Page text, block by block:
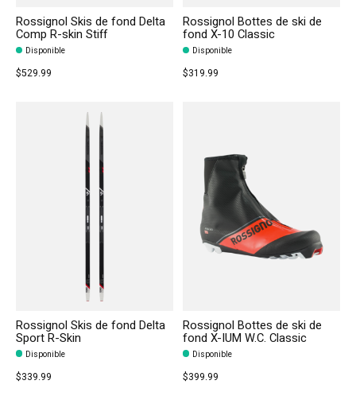
Rossignol Skis de fond Delta
Comp R-skin Stiff
Disponible
$529.99
Rossignol Bottes de ski de
fond X-10 Classic
Disponible
$319.99
Rossignol Skis de fond Delta
Sport R-Skin
Disponible
$339.99
Rossignol Bottes de ski de
fond X-IUM W.C. Classic
Disponible
$399.99